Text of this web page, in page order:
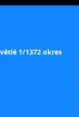
1/1372 okres